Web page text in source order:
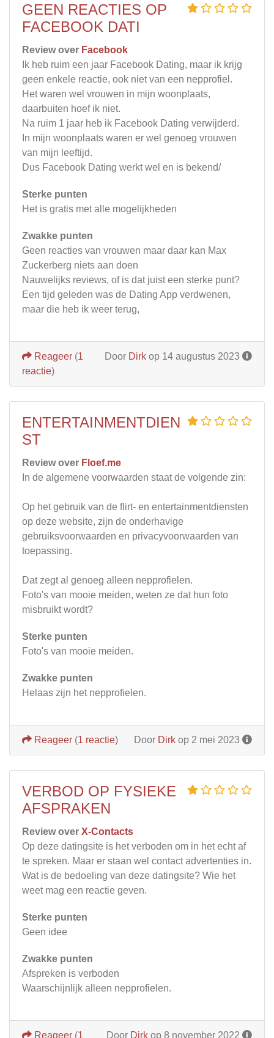
GEEN REACTIES OP
FACEBOOK DATI
Review over Facebook
Ik heb ruim een jaar Facebook Dating, maar ik krijg
geen enkele reactie, ook niet van een nepprofiel.
Het waren wel vrouwen in mijn woonplaats,
daarbuiten hoef ik niet.
Na ruim 1 jaar heb ik Facebook Dating verwijderd.
In mijn woonplaats waren er wel genoeg vrouwen
van mijn leeftijd.
Dus Facebook Dating werkt wel en is bekend/
Sterke punten
Het is gratis met alle mogelijkheden
Zwakke punten
Geen reacties van vrouwen maar daar kan Max
Zuckerberg niets aan doen
Nauwelijks reviews, of is dat juist een sterke punt?
Een tijd geleden was de Dating App verdwenen,
maar die heb ik weer terug,
Door Dirk op 14 augustus 2023
Reageer (1
reactie)
ENTERTAINMENTDIEN
ST
Review over Floef.me
In de algemene voorwaarden staat de volgende zin:
Op het gebruik van de flirt- en entertainmentdiensten
op deze website, zijn de onderhavige
gebruiksvoorwaarden en privacyvoorwaarden van
toepassing.
Dat zegt al genoeg alleen nepprofielen.
Foto's van mooie meiden, weten ze dat hun foto
misbruikt wordt?
Sterke punten
Foto's van mooie meiden.
Zwakke punten
Helaas zijn het nepprofielen.
Door Dirk op 2 mei 2023
Reageer (1 reactie)
VERBOD OP FYSIEKE
AFSPRAKEN
Review over X-Contacts
Op deze datingsite is het verboden om in het echt af
te spreken. Maar er staan wel contact advertenties in.
Wat is de bedoeling van deze datingsite? Wie het
weet mag een reactie geven.
Sterke punten
Geen idee
Zwakke punten
Afspreken is verboden
Waarschijnlijk alleen nepprofielen.
Door Dirk op 8 november 2022
Reageer (1